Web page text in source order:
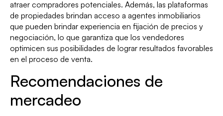
atraer compradores potenciales. Además, las plataformas
de propiedades brindan acceso a agentes inmobiliarios
que pueden brindar experiencia en fijación de precios y
negociación, lo que garantiza que los vendedores
optimicen sus posibilidades de lograr resultados favorables
en el proceso de venta.
Recomendaciones de
mercadeo